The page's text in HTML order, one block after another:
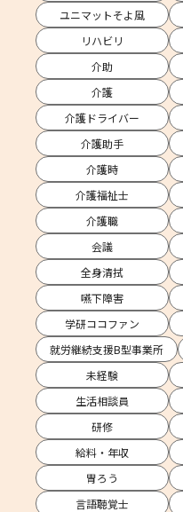
ユニマットそよ風
リハビリ
介助
介護
介護ドライバー
介護助手
介護時
介護福祉士
介護職
会議
全身清拭
嚥下障害
学研ココファン
就労継続支援B型事業所
未経験
生活相談員
研修
給料・年収
胃ろう
言語聴覚士